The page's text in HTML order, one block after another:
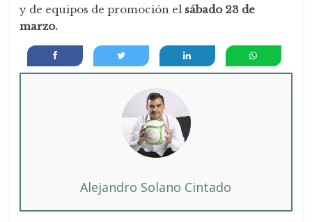
y de equipos de promoción el sábado 23 de
marzo.
Alejandro Solano Cintado